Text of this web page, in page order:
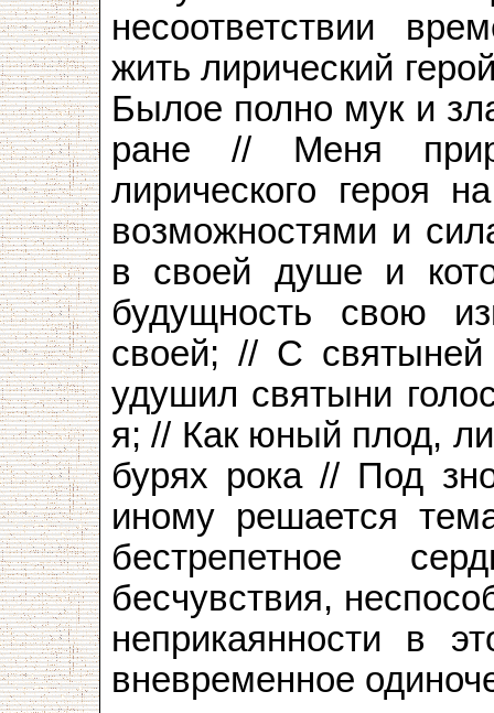
несоответствии
жить лирический
Былое полно мук и
ране // Меня
лирического героя
возможностями и
в своей душе и
будущность свою
своей; // С
удушил святыни
я; // Как юный плод,
бурях рока // Под
иному решается
бестрепетное
бесчувствия,
неприкаянности в
вневременное